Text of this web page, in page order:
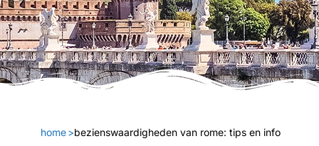
home >bezienswaardigheden van rome: tips en info